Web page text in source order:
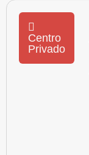
Centro
Privado